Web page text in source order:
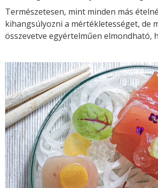
Természetesen, mint minden más
kihangsúlyozni a mértékletességet, de
összevetve egyértelműen elmondható,